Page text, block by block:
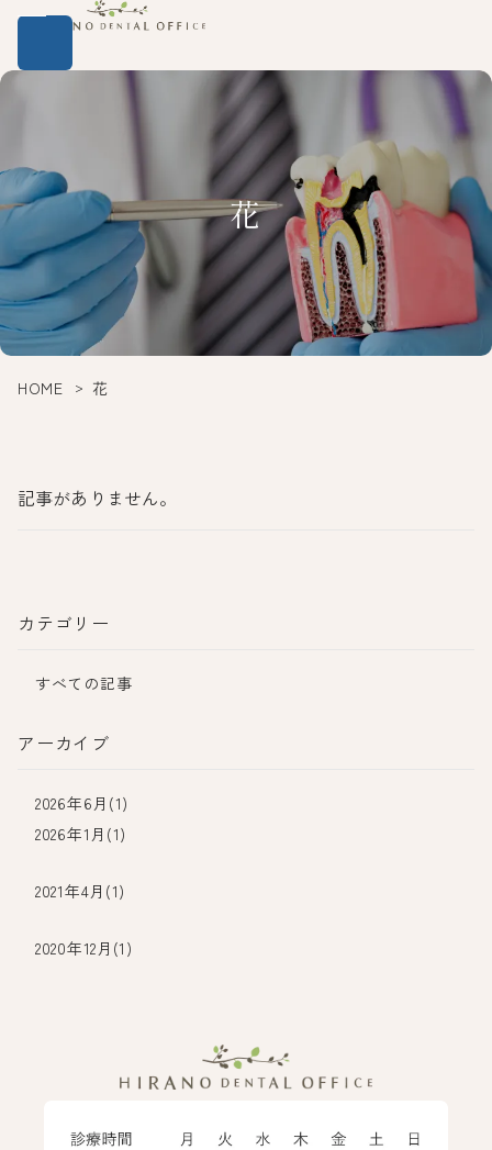
花
HOME 花
記事がありません。
カテゴリー
すべての記事
アーカイブ
2026年6月(1)
2026年1月(1)
2021年4月(1)
2020年12月(1)